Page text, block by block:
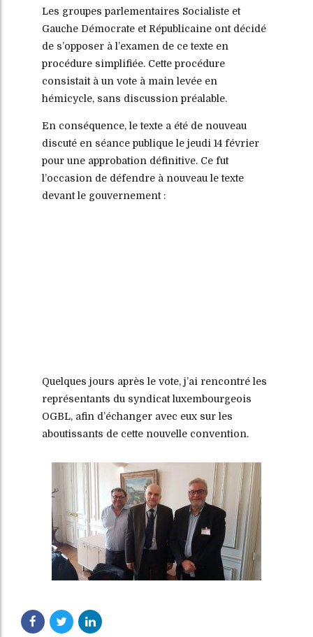
Les groupes parlementaires Socialiste et
Gauche Démocrate et Républicaine ont décidé
de s’opposer à l’examen de ce texte en
procédure simplifiée. Cette procédure
consistait à un vote à main levée en
hémicycle, sans discussion préalable.
En conséquence, le texte a été de nouveau
discuté en séance publique le jeudi 14 février
pour une approbation définitive. Ce fut
l’occasion de défendre à nouveau le texte
devant le gouvernement :
Quelques jours après le vote, j’ai rencontré les
représentants du syndicat luxembourgeois
OGBL, afin d’échanger avec eux sur les
aboutissants de cette nouvelle convention.